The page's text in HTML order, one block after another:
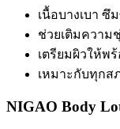
เนื้อบางเบา ซึ
ช่วยเติมความ
เตรียมผิวให้พ
เหมาะกับทุกส
NIGAO Body